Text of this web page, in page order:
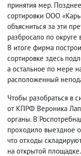
принятия мер.
сортировки ООО
объясниться за эти
разбросало по округе
В итоге фирма
сортировке здесь
а остальное по мере
расположенный
Чтобы разобраться в
от КПРФ Вероника
органы. В
проходило выездное
что отходы
на открытой